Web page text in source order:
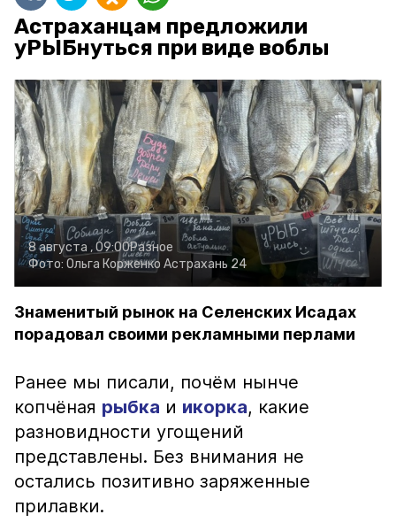
Астраханцам предложили
уРЫБнуться при виде воблы
8 августа , 09:00Разное
Фото: Ольга Корженко Астрахань 24
Знаменитый рынок на Селенских Исадах
порадовал своими рекламными перлами
Ранее мы писали, почём нынче
копчёная рыбка и икорка, какие
разновидности угощений
представлены. Без внимания не
остались позитивно заряженные
прилавки.